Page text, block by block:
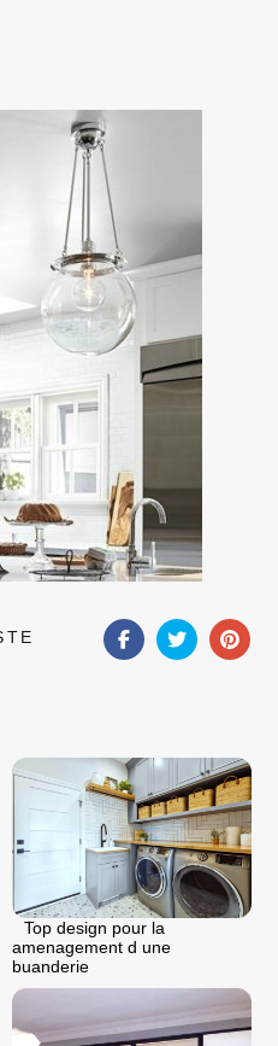
Top design pour la
amenagement d une
buanderie